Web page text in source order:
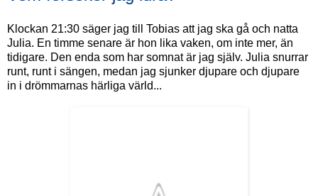
Klockan 21:30 säger jag till Tobias att jag ska gå och natta
Julia. En timme senare är hon lika vaken, om inte mer, än
tidigare. Den enda som har somnat är jag själv. Julia snurrar
runt, runt i sängen, medan jag sjunker djupare och djupare
in i drömmarnas härliga värld...